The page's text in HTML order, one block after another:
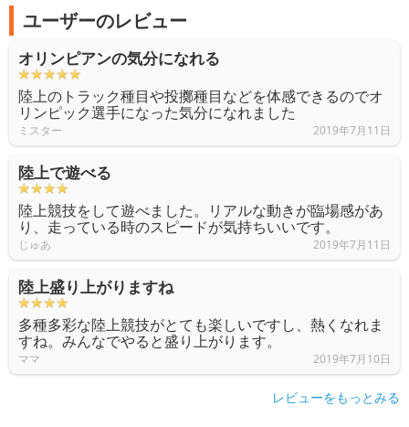
ユーザーのレビュー
オリンピアンの気分になれる
陸上のトラック種目や投擲種目などを体感できるのでオ
リンピック選手になった気分になれました
ミスター 2019年7月11日
陸上で遊べる
陸上競技をして遊べました。リアルな動きが臨場感があ
り、走っている時のスピードが気持ちいいです。
じゅあ 2019年7月11日
陸上盛り上がりますね
多種多彩な陸上競技がとても楽しいですし、熱くなれま
すね。みんなでやると盛り上がります。
ママ 2019年7月10日
レビューをもっとみる